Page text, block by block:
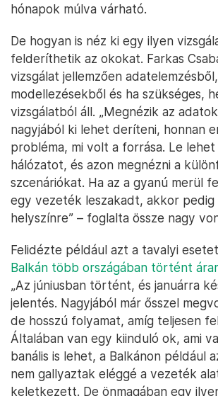
hónapok múlva várható.
De hogyan is néz ki egy ilyen
felderíthetik az okokat. Farkas
vizsgálat jellemzően adatelemzésből,
modellezésekből és ha szükséges,
vizsgálatból áll. „Megnézik az
nagyjából ki lehet deríteni, honnan
probléma, mi volt a forrása. Le lehet
hálózatot, és azon megnézni a
szcenáriókat. Ha az a gyanú merül
egy vezeték leszakadt, akkor pedig
helyszínre” – foglalta össze nagy
Felidézte például azt a tavalyi
Balkán több országában történt
„Az júniusban történt, és januárra
jelentés. Nagyjából már ősszel
de hosszú folyamat, amíg teljesen
Általában van egy kiinduló ok, ami
banális is lehet, a Balkánon például
nem gallyaztak eléggé a vezeték
keletkezett. De önmagában egy